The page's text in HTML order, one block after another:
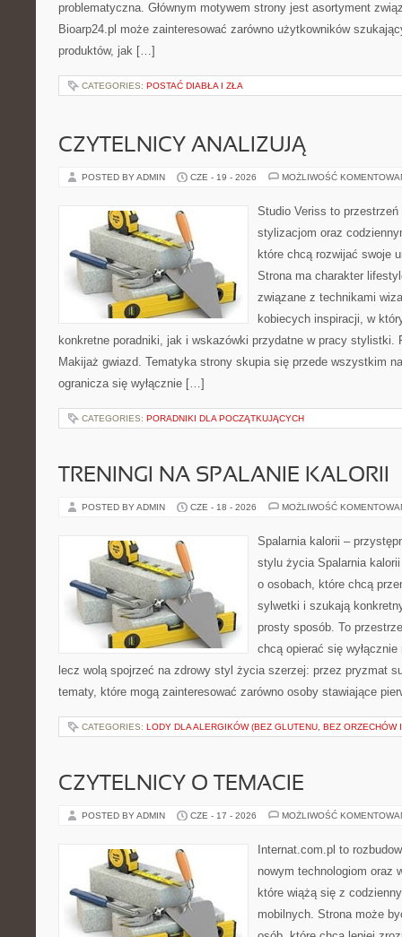
problematyczna. Głównym motywem strony jest asortyment
Bioarp24.pl może zainteresować zarówno użytkowników
produktów, jak […]
CATEGORIES: POSTAĆ DIABŁA I ZŁA
CZYTELNICY ANALIZUJĄ
POSTED BY ADMIN CZE - 19 - 2026 MOŻLIWOŚĆ
Studio Veriss to
stylizacjom oraz
które chcą rozwijać swoje
Strona ma charakter
związane z technikami
kobiecych inspiracji, w
konkretne poradniki, jak i wskazówki przydatne w pracy stylistki.
Makijaż gwiazd. Tematyka strony skupia się przede wszystkim
ogranicza się wyłącznie […]
CATEGORIES: PORADNIKI DLA POCZĄTKUJĄCYCH
TRENINGI NA SPALANIE KALORII
POSTED BY ADMIN CZE - 18 - 2026 MOŻLIWOŚĆ
Spalarnia kalorii –
stylu życia Spalarnia
o osobach, które chcą
sylwetki i szukają
prosty sposób. To
chcą opierać się
lecz wolą spojrzeć na zdrowy styl życia szerzej: przez pryzmat
tematy, które mogą zainteresować zarówno osoby stawiające
CATEGORIES: LODY DLA ALERGIKÓW (BEZ GLUTENU, BEZ ORZECHÓW
CZYTELNICY O TEMACIE
POSTED BY ADMIN CZE - 17 - 2026 MOŻLIWOŚĆ
Internat.com.pl to
nowym technologiom oraz
które wiążą się z
mobilnych. Strona może